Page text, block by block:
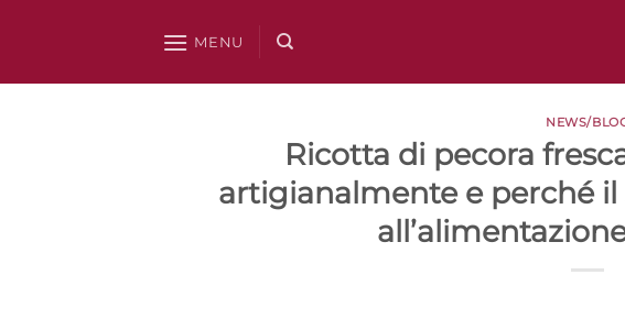
MENU
NEWS/
Ricotta di pecora
artigianalmente e perché